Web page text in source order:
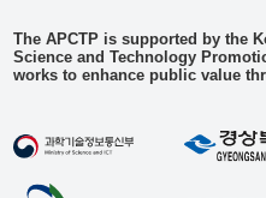
The APCTP is supported by the
Science and Technology
works to enhance public value